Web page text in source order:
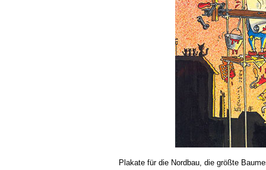
Plakate für die Nordbau, die größte